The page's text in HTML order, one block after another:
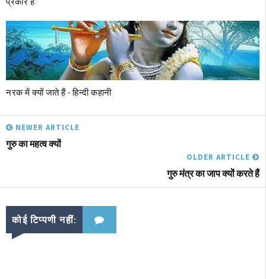
नरक में क्‍यों जाते हैं - हिन्दी कहानी
NEWER ARTICLE
गुरु का महत्व क्‍यों
OLDER ARTICLE
गुरु मंत्र का जाप क्‍यों करते हैं
कोई टिप्पणी नहीं: